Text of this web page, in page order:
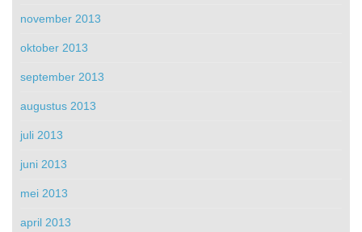
november 2013
oktober 2013
september 2013
augustus 2013
juli 2013
juni 2013
mei 2013
april 2013